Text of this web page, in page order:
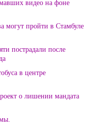
видео на фоне
могут пройти в Стамбуле
пострадали после
в центре
о лишении мандата